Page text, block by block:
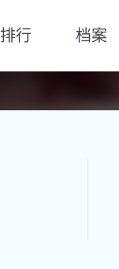
排行 档案